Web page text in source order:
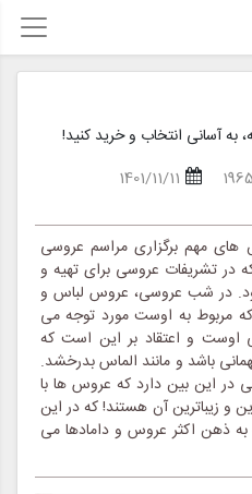
به آسانی انتخاب و خرید کنید!
1401/11/11
مهم برگزاری مراسم عروسی
تشریفات عروسی برای تهیه و
در شب عروسی، عروس لباس و
مربوط به اوست مورد توجه می
اوست و اعتقاد بر این است که
باشد و مانند الماس بدرخشد.
این بین دارد که عروس ها با
و زیباترین آن هستند! که در این
به ذهن اکثر عروس و دامادها می